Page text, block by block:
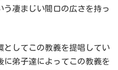
凄まじい間口の広さを持っ
としてこの教義を提唱してい
に弟子達によってこの教義を